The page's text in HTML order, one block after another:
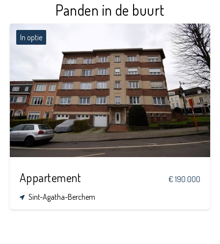
Panden in de buurt
In optie
1
1
95 m²
Appartement
€ 190.000
Sint-Agatha-Berchem